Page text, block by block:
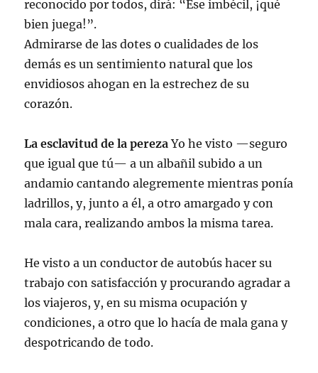
reconocido por todos, dirá: “Ese imbécil, ¡qué
bien juega!”.
Admirarse de las dotes o cualidades de los
demás es un sentimiento natural que los
envidiosos ahogan en la estrechez de su
corazón.
La esclavitud de la perezaYo he visto —seguro
que igual que tú— a un albañil subido a un
andamio cantando alegremente mientras ponía
ladrillos, y, junto a él, a otro amargado y con
mala cara, realizando ambos la misma tarea.
He visto a un conductor de autobús hacer su
trabajo con satisfacción y procurando agradar a
los viajeros, y, en su misma ocupación y
condiciones, a otro que lo hacía de mala gana y
despotricando de todo.